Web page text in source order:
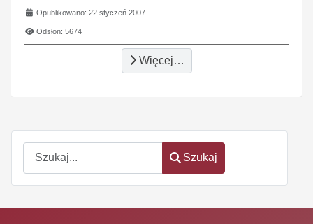
Szukaj
Szukaj
Opublikowano: 22 styczeń 2007
Odsłon: 5674
Więcej…